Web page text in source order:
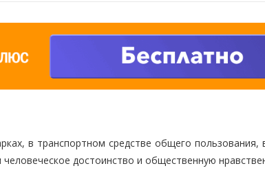
в транспортном средстве общего пользования,
достоинство и общественную